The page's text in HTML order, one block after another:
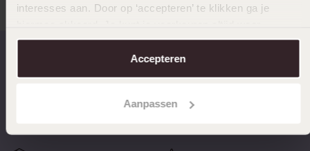
interesses aan. Door op ‘accepteren’ te klikken ga je
aanpassen. Lees er meer over in onscookiebeleid.
Accepteren
Aanpassen
Frauen, und tatsächlich findet die Damenwelt bei Lucardi eine
ganze Palette an Glitzer und Glamour. Aber auch die Herren
kommen auf ihre Kosten, etwa mit Ohrringen aus Edelstahl. Mit
den schnörkellosen Designs verleihst du deinem Look einen